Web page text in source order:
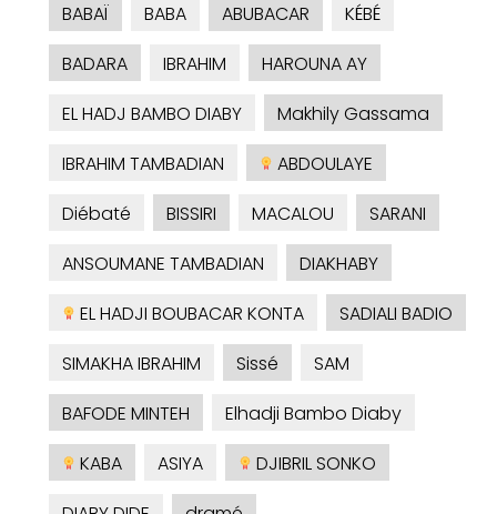
BABAÏ
BABA ABUBACAR
KÉBÉ
BADARA
IBRAHIM
HAROUNA AY
EL HADJ BAMBO DIABY
Makhily Gassama
IBRAHIM TAMBADIAN
ABDOULAYE
Diébaté
BISSIRI MACALOU
SARANI
ANSOUMANE TAMBADIAN
DIAKHABY
EL HADJI BOUBACAR KONTA
SADIALI BADIO
SIMAKHA IBRAHIM
Sissé
SAM
BAFODE MINTEH
Elhadji Bambo Diaby
KABA
ASIYA
DJIBRIL SONKO